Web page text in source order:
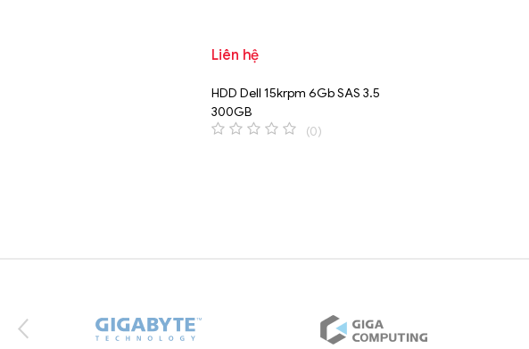
Liên hệ
HDD Dell 15krpm 6Gb SAS 3.5
300GB
(0)